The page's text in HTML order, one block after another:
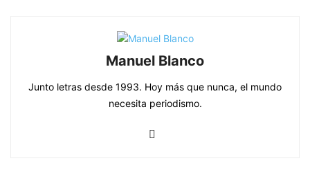
Manuel Blanco
Junto letras desde 1993. Hoy más que nunca, el mundo
necesita periodismo.